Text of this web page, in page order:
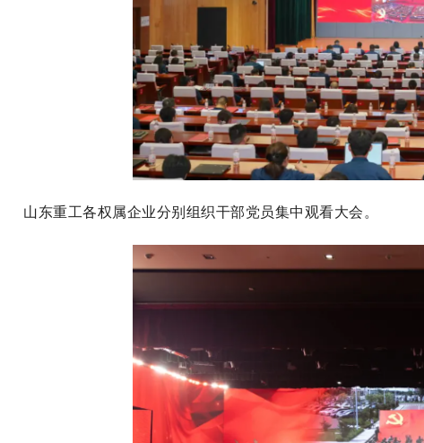
山东重工各权属企业分别组织干部党员集中观看大会。